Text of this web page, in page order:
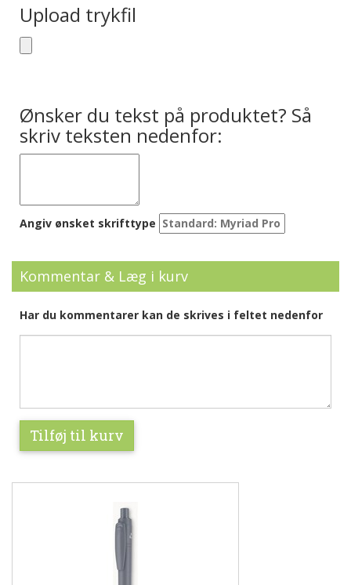
Upload trykfil
Ønsker du tekst på produktet? Så
skriv teksten nedenfor:
Angiv ønsket skrifttype
Kommentar & Læg i kurv
Har du kommentarer kan de skrives i feltet nedenfor
Tilføj til kurv